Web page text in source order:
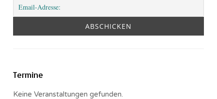
Termine
Keine Veranstaltungen gefunden.